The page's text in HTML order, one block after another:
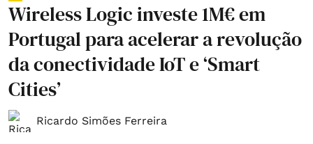
Wireless Logic investe 1M€ em
Portugal para acelerar a revolução
da conectividade IoT e ‘Smart
Cities’
Ricardo Simões Ferreira